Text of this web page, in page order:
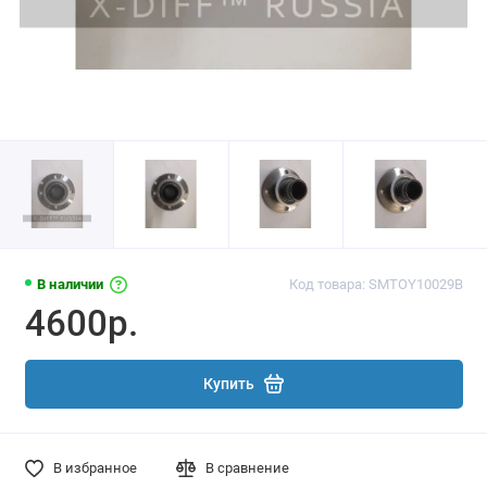
В наличии Код товара: SMTOY10029B
4600р.
Купить
В избранное В сравнение